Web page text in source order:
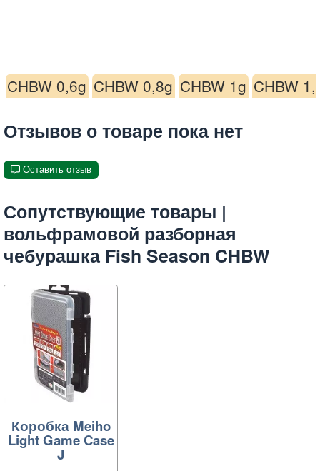
CHBW 0,6g CHBW 0,8g CHBW 1g CHBW
Отзывов о товаре пока нет
Оставить отзыв
Сопутствующие товары |
вольфрамовой разборная
чебурашка Fish Season CHBW
Коробка Meiho
Light Game Case
J